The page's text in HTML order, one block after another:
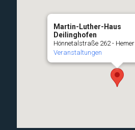
Martin-Luther-Haus
Deilinghofen
Hönnetalstraße 262 - Hemer
Veranstaltungen